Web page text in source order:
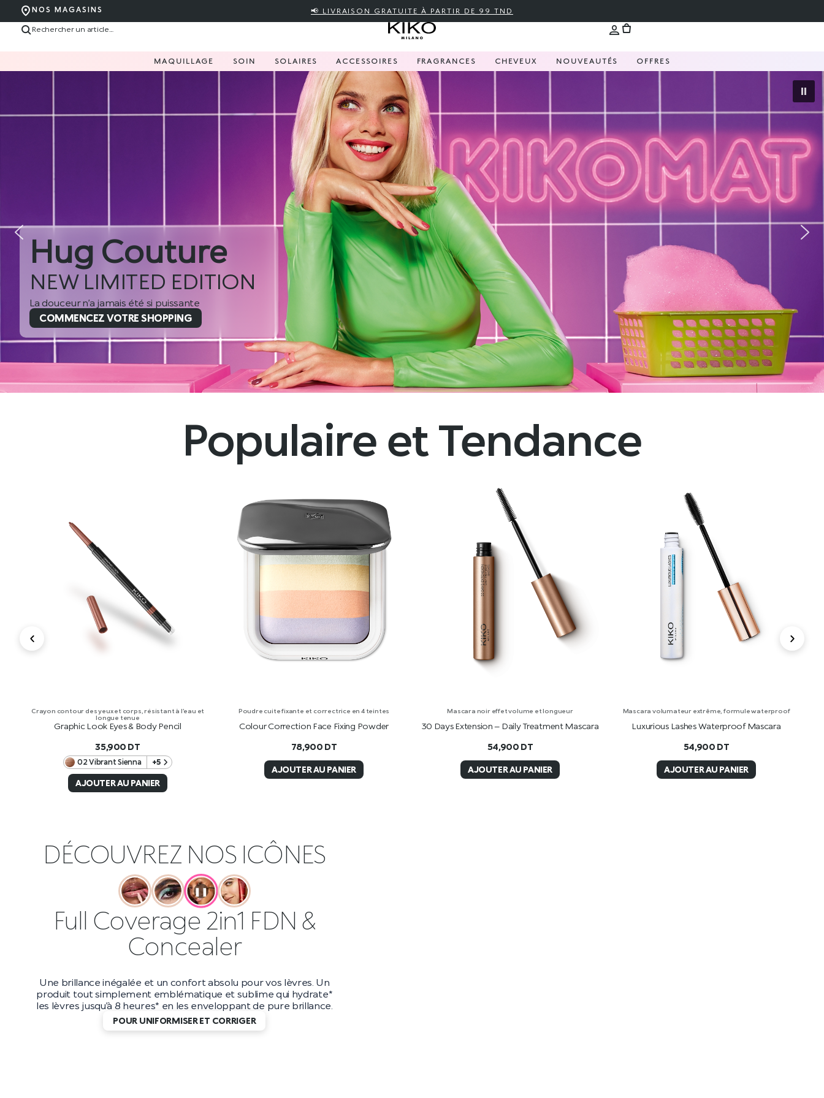
NOS MAGASINS 📢 LIVRAISON GRATUITE À PARTIR DE 99 TND
MAQUILLAGE SOIN SOLAIRES ACCESSOIRES FRAGRANCES CHEVEUX NOUVEAUTÉS OFFRES
Hug Couture
NEW LIMITED EDITION
La douceur n’a jamais été si puissante
COMMENCEZ VOTRE SHOPPING
Populaire et Tendance
Crayon contour des yeux et corps, résistant à l’eau et
longue tenue
Graphic Look Eyes & Body Pencil
35,900 DT
02 Vibrant Sienna +5
AJOUTER AU PANIER
Poudre cuite fixante et correctrice en 4 teintes
Colour Correction Face Fixing Powder
78,900 DT
AJOUTER AU PANIER
Mascara noir effet volume et longueur
30 Days Extension – Daily Treatment Mascara
54,900 DT
AJOUTER AU PANIER
Mascara volumateur extrême, formule waterproof
Luxurious Lashes Waterproof Mascara
54,900 DT
AJOUTER AU PANIER
DÉCOUVREZ NOS ICÔNES
❚❚
Full Coverage 2in1 FDN &
Concealer
Une brillance inégalée et un confort absolu pour vos lèvres. Un
produit tout simplement emblématique et sublime qui hydrate*
les lèvres jusqu’à 8 heures* en les enveloppant de pure brillance.
POUR UNIFORMISER ET CORRIGER